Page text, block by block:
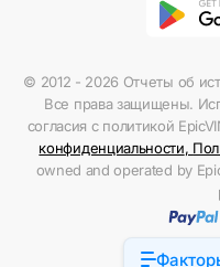
© 2012 - 2026 Отчеты об
Все права защищены.
согласия с политикой
конфиденциальности,
owned and operated by